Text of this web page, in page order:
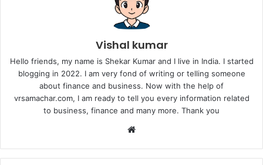
Vishal kumar
Hello friends, my name is Shekar Kumar and I live in India. I started
blogging in 2022. I am very fond of writing or telling someone
about finance and business. Now with the help of
vrsamachar.com, I am ready to tell you every information related
to business, finance and many more. Thank you
Website